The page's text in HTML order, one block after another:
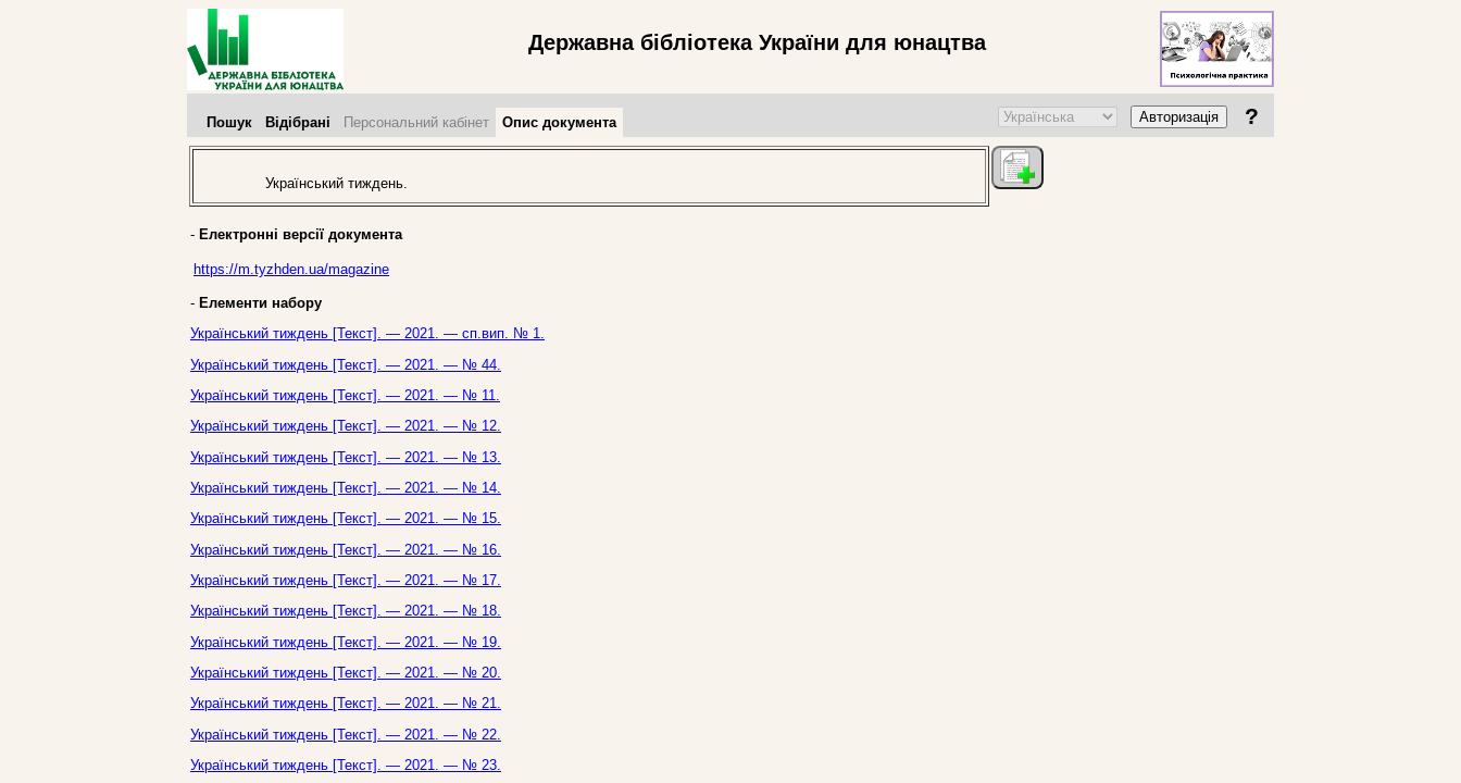
Державна бібліотека України для юнацтва
Пошук Відібрані Персональний кабінет Опис документа Авторизація ?
Український тиждень.
- Електронні версії документа
https://m.tyzhden.ua/magazine
- Елементи набору
Український тиждень [Текст]. — 2021. — сп.вип. № 1.
Український тиждень [Текст]. — 2021. — № 44.
Український тиждень [Текст]. — 2021. — № 11.
Український тиждень [Текст]. — 2021. — № 12.
Український тиждень [Текст]. — 2021. — № 13.
Український тиждень [Текст]. — 2021. — № 14.
Український тиждень [Текст]. — 2021. — № 15.
Український тиждень [Текст]. — 2021. — № 16.
Український тиждень [Текст]. — 2021. — № 17.
Український тиждень [Текст]. — 2021. — № 18.
Український тиждень [Текст]. — 2021. — № 19.
Український тиждень [Текст]. — 2021. — № 20.
Український тиждень [Текст]. — 2021. — № 21.
Український тиждень [Текст]. — 2021. — № 22.
Український тиждень [Текст]. — 2021. — № 23.